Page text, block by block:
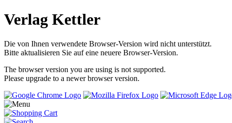
Verlag Kettler
Die von Ihnen verwendete Browser-Version wird nicht unterstützt.
Bitte aktualisieren Sie auf eine neuere Browser-Version.
The browser version you are using is not supported.
Please upgrade to a newer browser version.